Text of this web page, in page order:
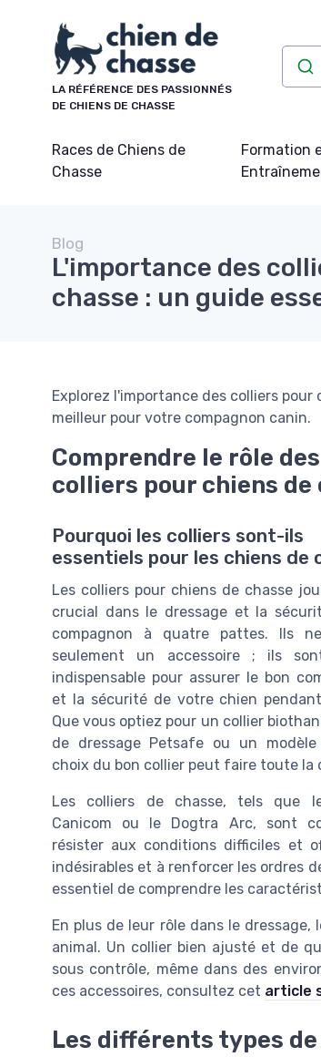
LA RÉFÉRENCE DES PASSIONNÉS
DE CHIENS DE CHASSE
Races de Chiens de
Chasse
Formation
Blog
L'importance des
chasse : un guide
Explorez l'importance des colliers
meilleur pour votre compagnon canin.
Comprendre le rôle des
colliers pour chiens de
Pourquoi les colliers sont-ils
essentiels pour les chiens de
Les colliers pour chiens de chasse
crucial dans le dressage et la
compagnon à quatre pattes. Ils
seulement un accessoire ; ils
indispensable pour assurer le bon
et la sécurité de votre chien
Que vous optiez pour un collier
de dressage Petsafe ou un modèle
choix du bon collier peut faire toute la
Les colliers de chasse, tels que
Canicom ou le Dogtra Arc, sont
résister aux conditions difficiles et
indésirables et à renforcer les ordres
essentiel de comprendre les
En plus de leur rôle dans le
animal. Un collier bien ajusté et de
sous contrôle, même dans des
ces accessoires, consultez cet article
Les différents types